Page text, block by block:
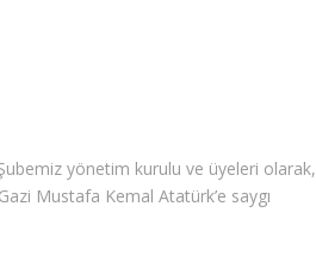
Şubemiz yönetim kurulu ve üyeleri olarak,
Mustafa Kemal Atatürk’e saygı